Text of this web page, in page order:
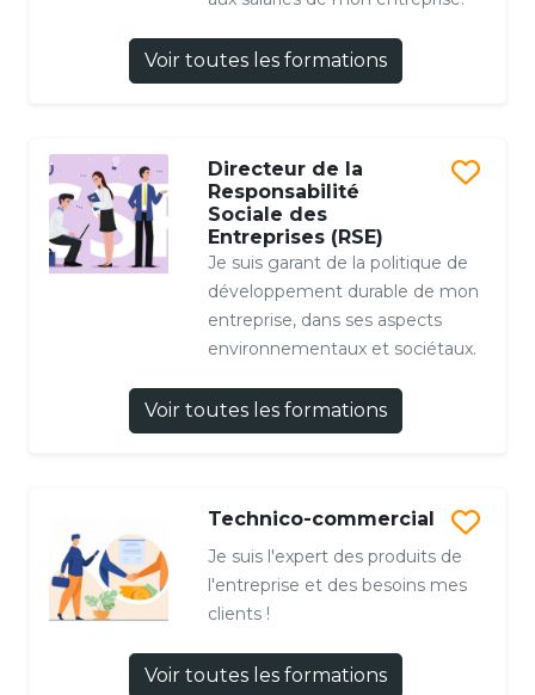
Voir toutes les formations
Directeur de la
Responsabilité
Sociale des
Entreprises (RSE)
Je suis garant de la politique de
développement durable de mon
entreprise, dans ses aspects
environnementaux et sociétaux.
Voir toutes les formations
Technico-commercial
Je suis l'expert des produits de
l'entreprise et des besoins mes
clients !
Voir toutes les formations